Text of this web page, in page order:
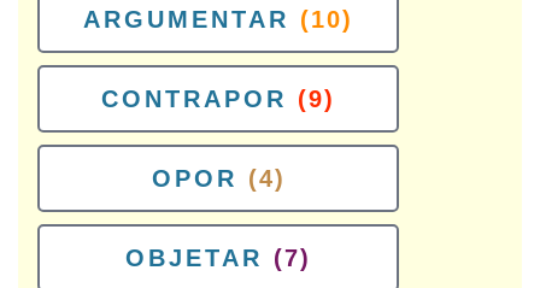
ARGUMENTAR (10)
CONTRAPOR (9)
OPOR (4)
OBJETAR (7)